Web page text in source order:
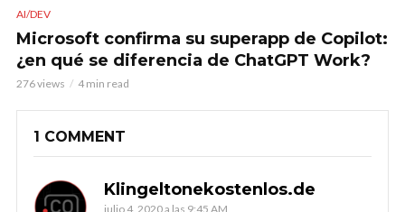
AI/DEV
Microsoft confirma su superapp de Copilot:
¿en qué se diferencia de ChatGPT Work?
276 views 4 min read
1 COMMENT
Klingeltonekostenlos.de
julio 4, 2020 a las 9:45 AM